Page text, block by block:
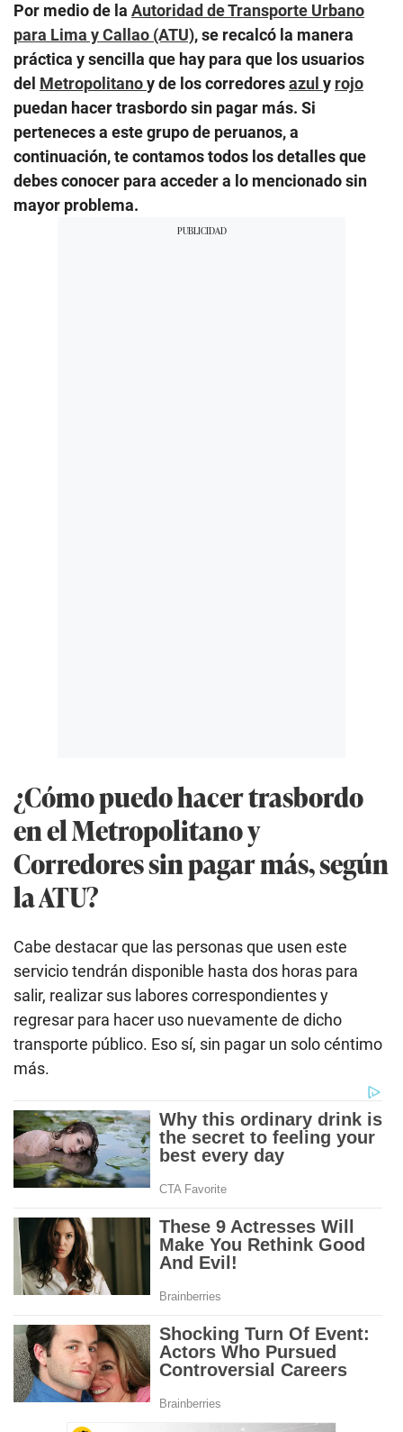
Por medio de la Autoridad de Transporte Urbano
para Lima y Callao (ATU), se recalcó la manera
práctica y sencilla que hay para que los usuarios
del Metropolitanoy de los corredoresazul y rojo
puedan hacer trasbordo sin pagar más. Si
perteneces a este grupo de peruanos, a
continuación, te contamos todos los detalles que
debes conocer para acceder a lo mencionado sin
mayor problema.
¿Cómo puedo hacer trasbordo
en el Metropolitano y
Corredores sin pagar más, según
la ATU?
Cabe destacar que las personas que usen este
servicio tendrán disponible hasta dos horas para
salir, realizar sus labores correspondientes y
regresar para hacer uso nuevamente de dicho
transporte público. Eso sí, sin pagar un solo céntimo
más.